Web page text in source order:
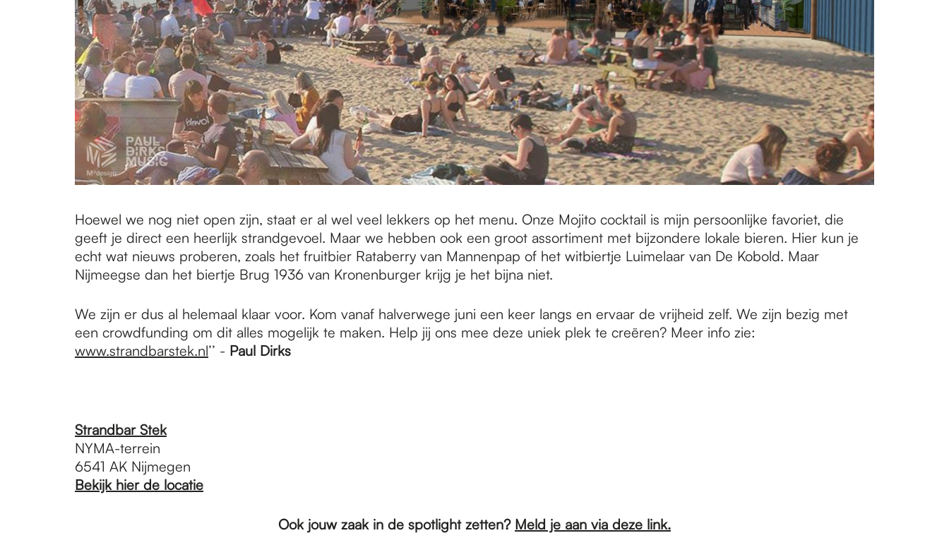
Hoewel we nog niet open zijn, staat er al wel veel lekkers op het menu. Onze Mojito cocktail is mijn persoonlijke favoriet, die
geeft je direct een heerlijk strandgevoel. Maar we hebben ook een groot assortiment met bijzondere lokale bieren. Hier kun je
echt wat nieuws proberen, zoals het fruitbier Rataberry van Mannenpap of het witbiertje Luimelaar van De Kobold. Maar
Nijmeegse dan het biertje Brug 1936 van Kronenburger krijg je het bijna niet.
We zijn er dus al helemaal klaar voor. Kom vanaf halverwege juni een keer langs en ervaar de vrijheid zelf. We zijn bezig met
een crowdfunding om dit alles mogelijk te maken. Help jij ons mee deze uniek plek te creëren? Meer info zie:
www.strandbarstek.nl’’ - Paul Dirks
Strandbar Stek
NYMA-terrein
6541 AK Nijmegen
Bekijk hier de locatie
Ook jouw zaak in de spotlight zetten? Meld je aan via deze link.